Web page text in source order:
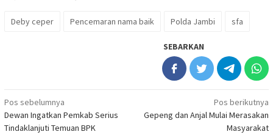
Deby ceper Pencemaran nama baik Polda Jambi sfa
SEBARKAN
Navigasi
pos
Pos sebelumnya
Dewan Ingatkan Pemkab Serius
Tindaklanjuti Temuan BPK
Pos berikutnya
Gepeng dan Anjal Mulai Merasakan
Masyarakat